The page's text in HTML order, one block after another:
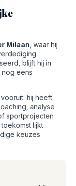
Milaan , waar hij
blijft hij in
eens
hij heeft
analyse
sportprojecten
lijkt
keuzes